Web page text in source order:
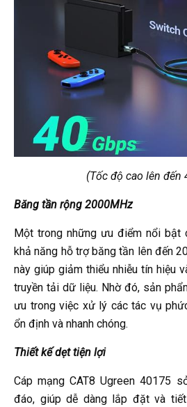
(Tốc độ cao lên đến
Băng tần rộng 2000MHz
Một trong những ưu điểm nổi bật
khả năng hỗ trợ băng tần lên đến
này giúp giảm thiểu nhiễu tín hiệu
truyền tải dữ liệu. Nhờ đó, sản
ưu trong việc xử lý các tác vụ
ổn định và nhanh chóng.
Thiết kế dẹt tiện lợi
Cáp mạng CAT8 Ugreen 40175
đáo, giúp dễ dàng lắp đặt và